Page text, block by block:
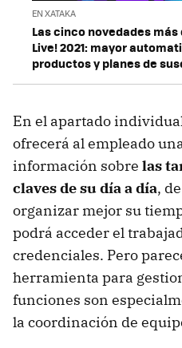
EN XATAKA
Las cinco novedades
Live! 2021: mayor
productos y planes de
En el apartado
ofrecerá al empleado
información sobre las
claves de su día a día,
organizar mejor su
podrá acceder el
credenciales. Pero
herramienta para
funciones son
la coordinación de